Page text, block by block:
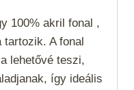
100% akril fonal ,
tartozik. A fonal
lehetővé teszi,
így ideális